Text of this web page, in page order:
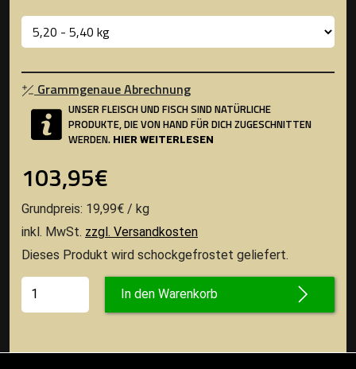
Grammgenaue Abrechnung
UNSER FLEISCH UND FISCH SIND NATÜRLICHE
PRODUKTE, DIE VON HAND FÜR DICH ZUGESCHNITTEN
WERDEN. HIER WEITERLESEN
103,95€
Grundpreis: 19,99€ / kg
inkl. MwSt. zzgl. Versandkosten
Dieses Produkt wird schockgefrostet geliefert.
In den Warenkorb